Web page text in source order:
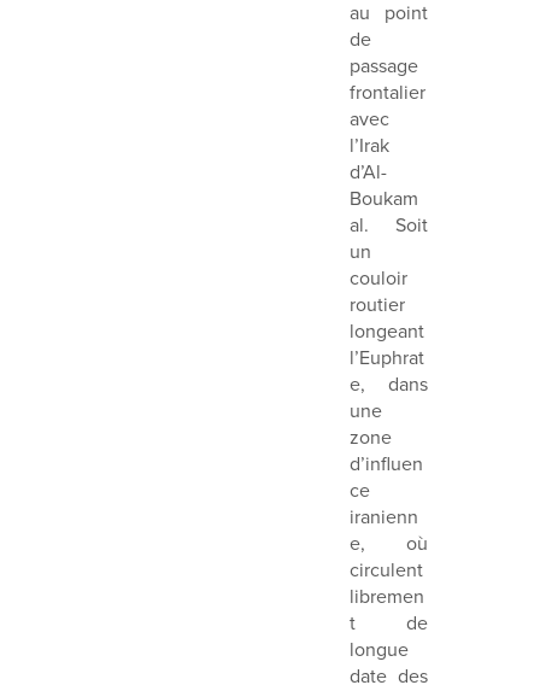
au point
de
passage
frontalier
avec
l’Irak
d’Al-
Boukam
al. Soit
un
couloir
routier
longeant
l’Euphrat
e, dans
une
zone
d’influen
ce
iranienn
e, où
circulent
libremen
t de
longue
date des